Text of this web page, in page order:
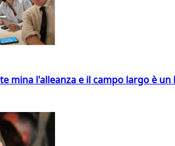
mina l'alleanza e il campo largo è